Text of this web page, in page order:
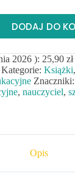
DODAJ DO
2026 ): 25,90 zł
Kategorie: Książki,
Znaczniki:
, nauczyciel,
Opis